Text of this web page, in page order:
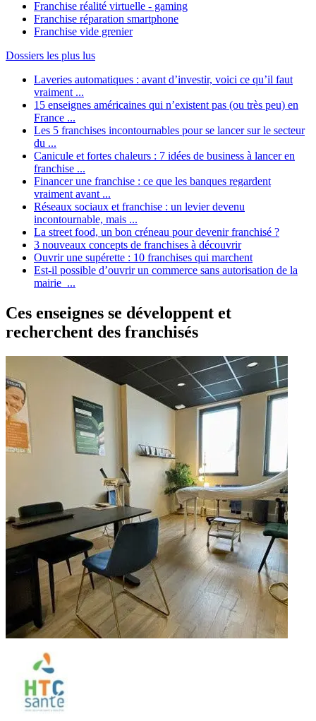
Franchise réalité virtuelle - gaming
Franchise réparation smartphone
Franchise vide grenier
Dossiers les plus lus
Laveries automatiques : avant d’investir, voici ce qu’il faut
vraiment ...
15 enseignes américaines qui n’existent pas (ou très peu) en
France ...
Les 5 franchises incontournables pour se lancer sur le secteur
du ...
Canicule et fortes chaleurs : 7 idées de business à lancer en
franchise ...
Financer une franchise : ce que les banques regardent
vraiment avant ...
Réseaux sociaux et franchise : un levier devenu
incontournable, mais ...
La street food, un bon créneau pour devenir franchisé ?
3 nouveaux concepts de franchises à découvrir
Ouvrir une supérette : 10 franchises qui marchent
Est-il possible d’ouvrir un commerce sans autorisation de la
mairie ...
Ces enseignes se développent et
recherchent des franchisés